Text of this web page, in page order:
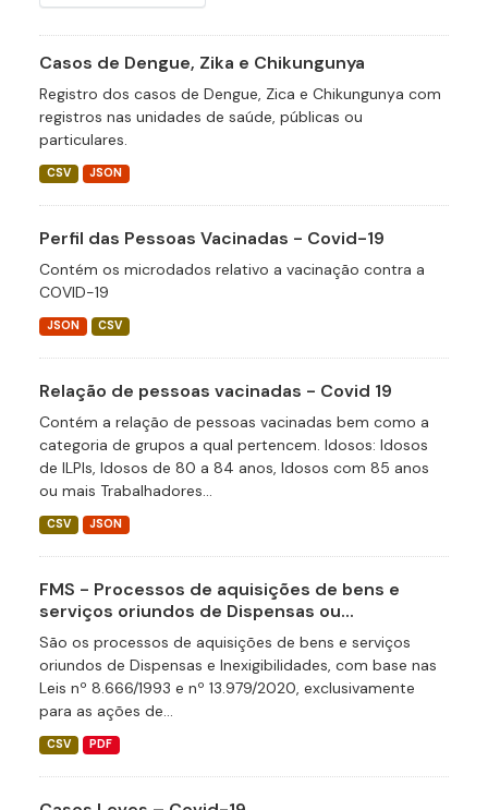
Casos de Dengue, Zika e Chikungunya
Registro dos casos de Dengue, Zica e Chikungunya com
registros nas unidades de saúde, públicas ou
particulares.
CSV JSON
Perfil das Pessoas Vacinadas - Covid-19
Contém os microdados relativo a vacinação contra a
COVID-19
JSON CSV
Relação de pessoas vacinadas - Covid 19
Contém a relação de pessoas vacinadas bem como a
categoria de grupos a qual pertencem. Idosos: Idosos
de ILPIs, Idosos de 80 a 84 anos, Idosos com 85 anos
ou mais Trabalhadores...
CSV JSON
FMS - Processos de aquisições de bens e
serviços oriundos de Dispensas ou...
São os processos de aquisições de bens e serviços
oriundos de Dispensas e Inexigibilidades, com base nas
Leis nº 8.666/1993 e nº 13.979/2020, exclusivamente
para as ações de...
CSV PDF